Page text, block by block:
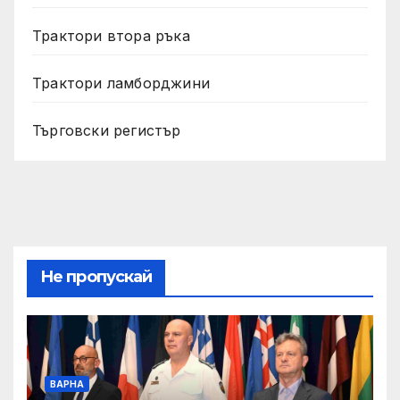
Трактори втора ръка
Трактори ламборджини
Търговски регистър
Не пропускай
ВАРНА